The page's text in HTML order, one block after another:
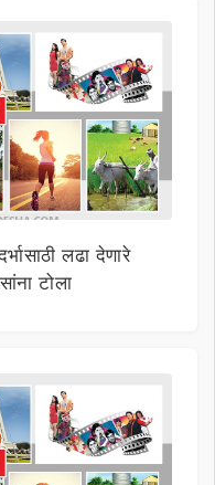
लढा देणारे
टोला